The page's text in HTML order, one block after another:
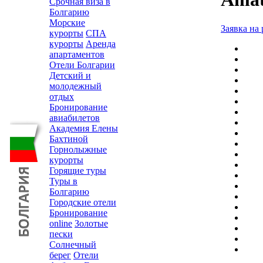
Болгарию
Морские
курорты СПА
курорты Аренда
апартаментов
Отели Болгарии
Детский и
молодежный
отдых
Бронирование
авиабилетов
Академия Елены
Бахтиной
Горнолыжные
курорты
Горящие туры
Туры в
Болгарию
Городские отели
Бронирование
online Золотые
пески
Солнечный
берег Отели
Заявка на